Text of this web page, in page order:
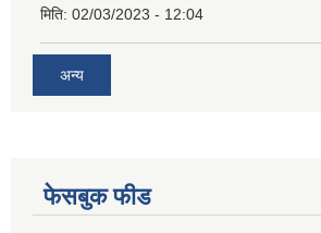
मिति: 02/03/2023 - 12:04
अन्य
फेसबुक फीड